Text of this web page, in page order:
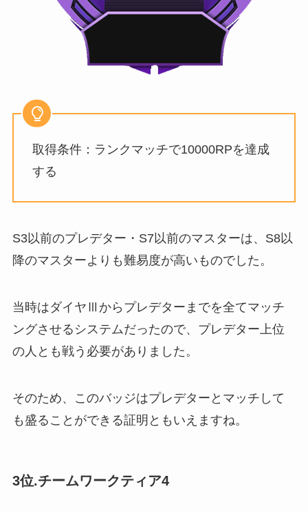
取得条件：ランクマッチで10000RPを達成
する
S3以前のプレデター・S7以前のマスターは、S8以
降のマスターよりも難易度が高いものでした。
当時はダイヤⅢからプレデターまでを全てマッチ
ングさせるシステムだったので、プレデター上位
の人とも戦う必要がありました。
そのため、このバッジはプレデターとマッチして
も盛ることができる証明ともいえますね。
3位.チームワークティア4